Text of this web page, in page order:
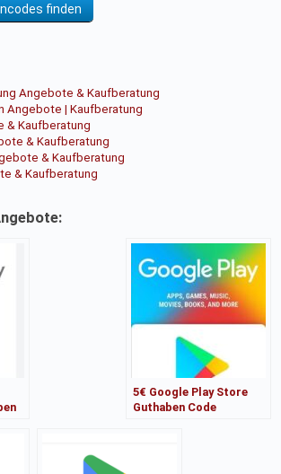
finden
Angebote & Kaufberatung
Angebote | Kaufberatung
& Kaufberatung
& Kaufberatung
& Kaufberatung
& Kaufberatung
5€ Google Play Store
Guthaben Code